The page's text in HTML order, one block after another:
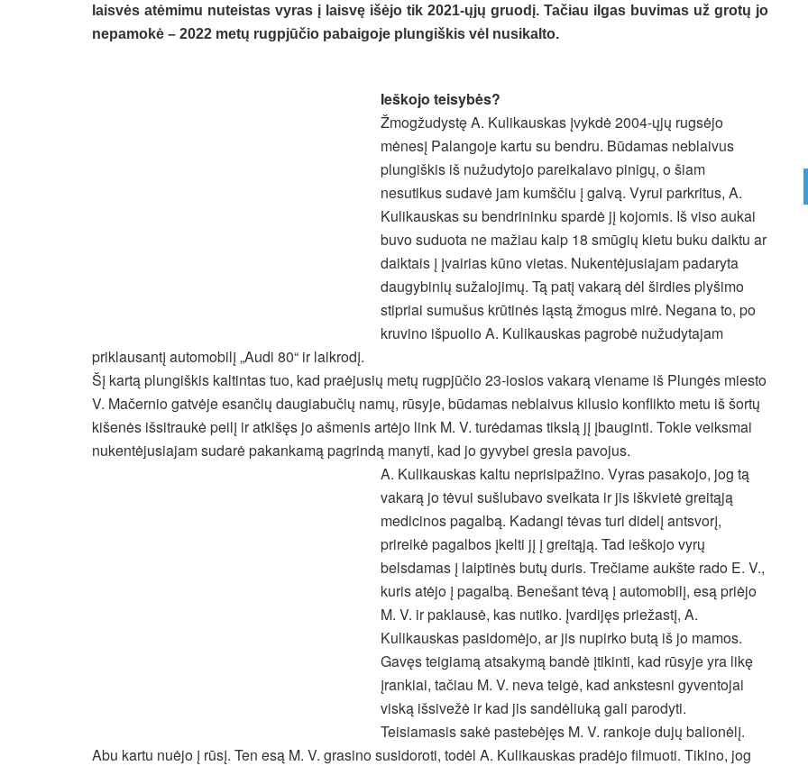
laisvės atėmimu nuteistas vyras į laisvę išėjo tik 2021-ųjų gruodį. Tačiau ilgas buvimas už grotų jo
nepamokė – 2022 metų rugpjūčio pabaigoje plungiškis vėl nusikalto.
Ieškojo teisybės?
Žmogžudystę A. Kulikauskas įvykdė 2004-ųjų rugsėjo
mėnesį Palangoje kartu su bendru. Būdamas neblaivus
plungiškis iš nužudytojo pareikalavo pinigų, o šiam
nesutikus sudavė jam kumščiu į galvą. Vyrui parkritus, A.
Kulikauskas su bendrininku spardė jį kojomis. Iš viso aukai
buvo suduota ne mažiau kaip 18 smūgių kietu buku daiktu ar
daiktais į įvairias kūno vietas. Nukentėjusiajam padaryta
daugybinių sužalojimų. Tą patį vakarą dėl širdies plyšimo
stipriai sumušus krūtinės ląstą žmogus mirė. Negana to, po
kruvino išpuolio A. Kulikauskas pagrobė nužudytajam
priklausantį automobilį „Audi 80“ ir laikrodį.
Šį kartą plungiškis kaltintas tuo, kad praėjusių metų rugpjūčio 23-iosios vakarą viename iš Plungės miesto
V. Mačernio gatvėje esančių daugiabučių namų, rūsyje, būdamas neblaivus kilusio konflikto metu iš šortų
kišenės išsitraukė peilį ir atkišęs jo ašmenis artėjo link M. V. turėdamas tikslą jį įbauginti. Tokie veiksmai
nukentėjusiajam sudarė pakankamą pagrindą manyti, kad jo gyvybei gresia pavojus.
A. Kulikauskas kaltu neprisipažino. Vyras pasakojo, jog tą
vakarą jo tėvui sušlubavo sveikata ir jis iškvietė greitąją
medicinos pagalbą. Kadangi tėvas turi didelį antsvorį,
prireikė pagalbos įkelti jį į greitąją. Tad ieškojo vyrų
belsdamas į laiptinės butų duris. Trečiame aukšte rado E. V.,
kuris atėjo į pagalbą. Benešant tėvą į automobilį, esą priėjo
M. V. ir paklausė, kas nutiko. Įvardijęs priežastį, A.
Kulikauskas pasidomėjo, ar jis nupirko butą iš jo mamos.
Gavęs teigiamą atsakymą bandė įtikinti, kad rūsyje yra likę
įrankiai, tačiau M. V. neva teigė, kad ankstesni gyventojai
viską išsivežė ir kad jis sandėliuką gali parodyti.
Teisiamasis sakė pastebėjęs M. V. rankoje dujų balionėlį.
Abu kartu nuėjo į rūsį. Ten esą M. V. grasino susidoroti, todėl A. Kulikauskas pradėjo filmuoti. Tikino, jog